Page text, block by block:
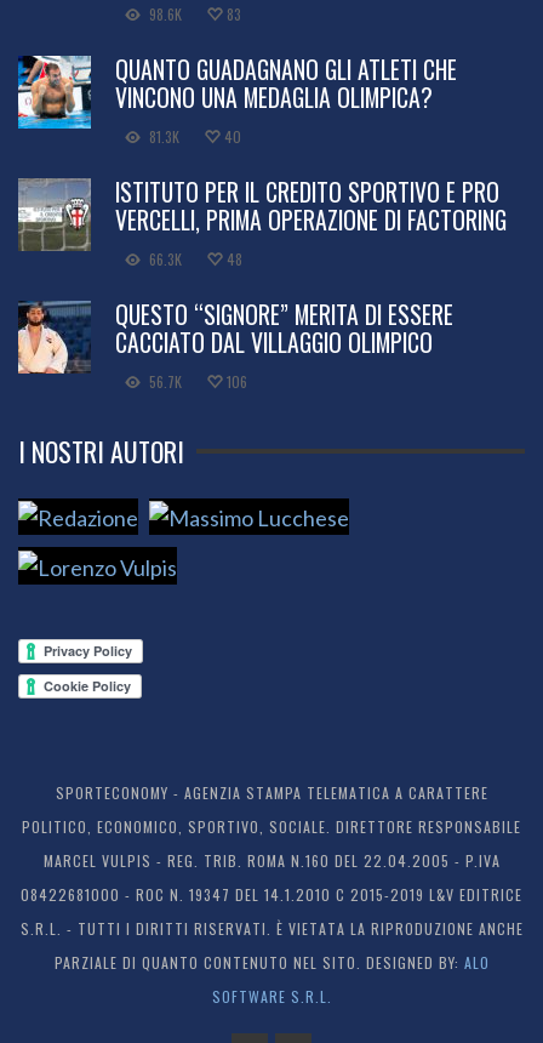
98.6K 83
QUANTO GUADAGNANO GLI ATLETI CHE
VINCONO UNA MEDAGLIA OLIMPICA?
81.3K 40
ISTITUTO PER IL CREDITO SPORTIVO E PRO
VERCELLI, PRIMA OPERAZIONE DI FACTORING
66.3K 48
QUESTO “SIGNORE” MERITA DI ESSERE
CACCIATO DAL VILLAGGIO OLIMPICO
56.7K 106
I NOSTRI AUTORI
SPORTECONOMY - AGENZIA STAMPA TELEMATICA A CARATTERE
POLITICO, ECONOMICO, SPORTIVO, SOCIALE. DIRETTORE RESPONSABILE
MARCEL VULPIS - REG. TRIB. ROMA N.160 DEL 22.04.2005 - P.IVA
08422681000 - ROC N. 19347 DEL 14.1.2010 C 2015-2019 L&V EDITRICE
S.R.L. - TUTTI I DIRITTI RISERVATI. È VIETATA LA RIPRODUZIONE ANCHE
PARZIALE DI QUANTO CONTENUTO NEL SITO. DESIGNED BY: ALO
SOFTWARE S.R.L.